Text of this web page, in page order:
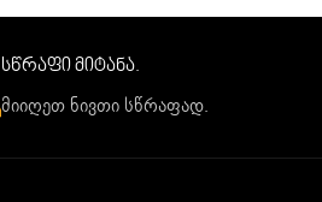
სწრაფი მიტანა.
მიიღეთ ნივთი სწრაფად.